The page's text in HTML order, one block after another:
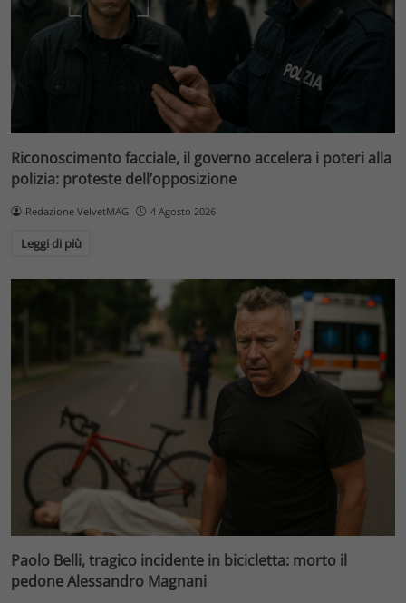
Riconoscimento facciale, il governo accelera i poteri alla
polizia: proteste dell’opposizione
Redazione VelvetMAG 4 Agosto 2026
Leggi di più
Paolo Belli, tragico incidente in bicicletta: morto il
pedone Alessandro Magnani